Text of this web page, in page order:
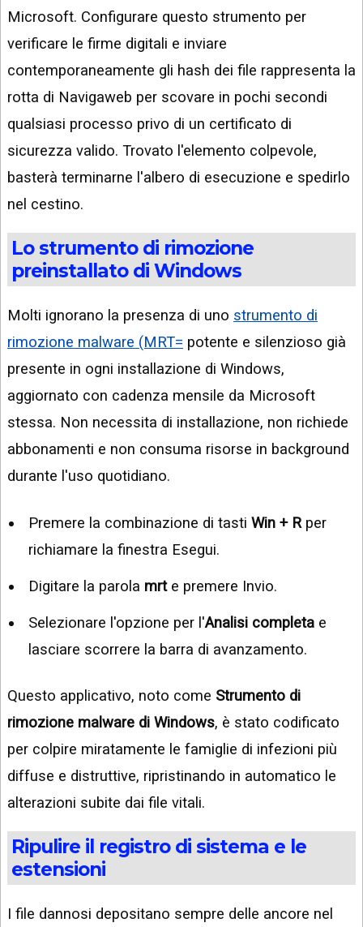
Microsoft. Configurare questo strumento per
verificare le firme digitali e inviare
contemporaneamente gli hash dei file rappresenta la
rotta di Navigaweb per scovare in pochi secondi
qualsiasi processo privo di un certificato di
sicurezza valido. Trovato l'elemento colpevole,
basterà terminarne l'albero di esecuzione e spedirlo
nel cestino.
Lo strumento di rimozione
preinstallato di Windows
Molti ignorano la presenza di uno strumento di
rimozione malware (MRT= potente e silenzioso già
presente in ogni installazione di Windows,
aggiornato con cadenza mensile da Microsoft
stessa. Non necessita di installazione, non richiede
abbonamenti e non consuma risorse in background
durante l'uso quotidiano.
Premere la combinazione di tasti Win + R per
richiamare la finestra Esegui.
Digitare la parola mrte premere Invio.
Selezionare l'opzione per l'Analisi completa e
lasciare scorrere la barra di avanzamento.
Questo applicativo, noto come Strumento di
rimozione malware di Windows, è stato codificato
per colpire miratamente le famiglie di infezioni più
diffuse e distruttive, ripristinando in automatico le
alterazioni subite dai file vitali.
Ripulire il registro di sistema e le
estensioni
I file dannosi depositano sempre delle ancore nel